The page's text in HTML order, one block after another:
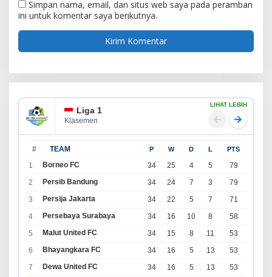
Simpan nama, email, dan situs web saya pada peramban
ini untuk komentar saya berikutnya.
Liga 1
Klasemen
LIHAT LEBIH
# TEAM P W D L PTS
1 Borneo FC 34 25 4 5
79
2
Persib Bandung 34 24 7 3
79
3
Persija Jakarta 34 22 5 7
71
4
Persebaya Surabaya 34 16 10 8
58
5
Malut United FC 34 15 8 11
53
6
Bhayangkara FC 34 16 5 13
53
7
Dewa United FC 34 16 5 13
53